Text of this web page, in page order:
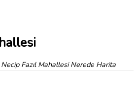
Necip Fazıl Mahallesi Nerede Harita